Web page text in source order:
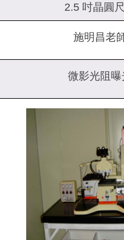
2.5 吋晶圓
施明昌老
微影光阻曝